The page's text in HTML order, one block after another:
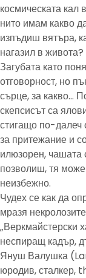
космическата кал
нито имам какво
изпъдиш вятъра,
нагазил в живота?
Загубата като
отговорност, но
сърце, за какво…
скепсисът са
стигащо по-далеч
за притежание и
илюзорен,
позволиш, тя
неизбежно.
Чудех се как да
мразя
„Веркмайстерски
неспиращ кадър,
Януш Валушка
юродив, сталкер,